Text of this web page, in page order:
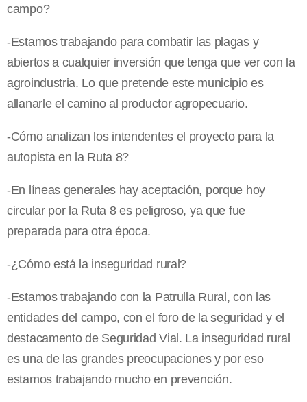
campo?
-Estamos trabajando para combatir las plagas y
abiertos a cualquier inversión que tenga que ver con la
agroindustria. Lo que pretende este municipio es
allanarle el camino al productor agropecuario.
-Cómo analizan los intendentes el proyecto para la
autopista en la Ruta 8?
-En líneas generales hay aceptación, porque hoy
circular por la Ruta 8 es peligroso, ya que fue
preparada para otra época.
-¿Cómo está la inseguridad rural?
-Estamos trabajando con la Patrulla Rural, con las
entidades del campo, con el foro de la seguridad y el
destacamento de Seguridad Vial. La inseguridad rural
es una de las grandes preocupaciones y por eso
estamos trabajando mucho en prevención.